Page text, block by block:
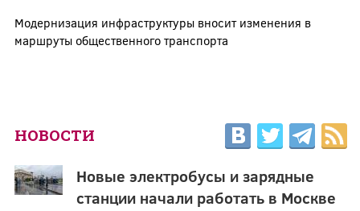
Модернизация инфраструктуры вносит изменения в
маршруты общественного транспорта
НОВОСТИ
Новые электробусы и зарядные
станции начали работать в Москве